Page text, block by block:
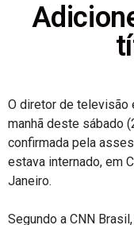
O diretor de televisão
manhã deste sábado
confirmada pela
estava internado, em
Janeiro.
Segundo a CNN